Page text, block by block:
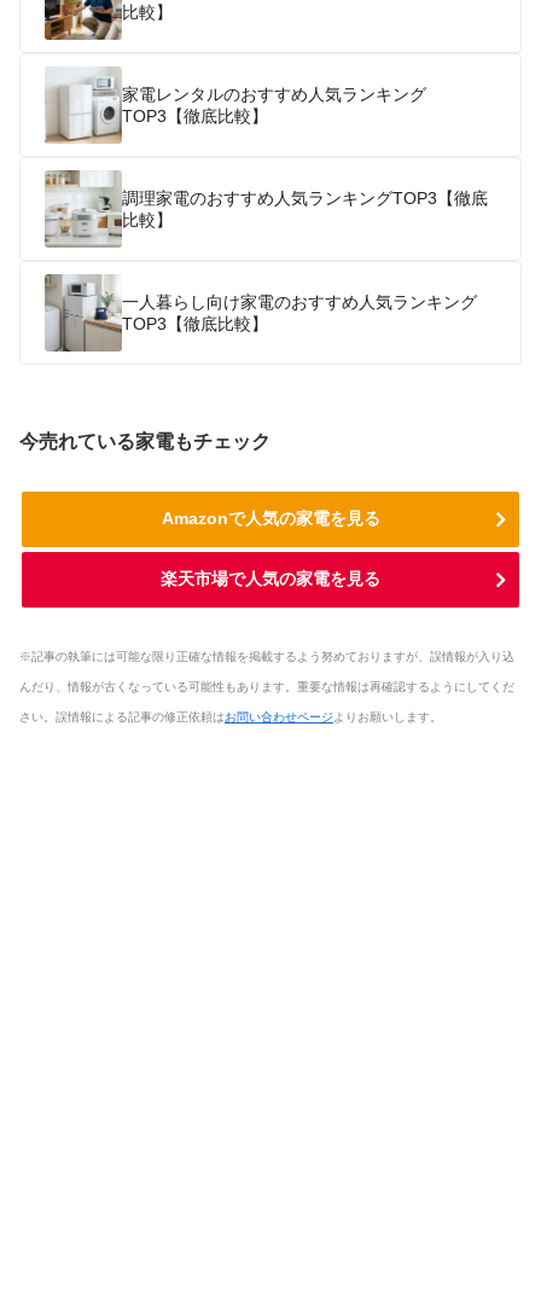
比較】
家電レンタルのおすすめ人気ランキング
TOP3【徹底比較】
調理家電のおすすめ人気ランキングTOP3【徹底
比較】
一人暮らし向け家電のおすすめ人気ランキング
TOP3【徹底比較】
今売れている家電もチェック
Amazonで人気の家電を見る
楽天市場で人気の家電を見る
※記事の執筆には可能な限り正確な情報を掲載するよう努めておりますが、誤情報が入り込
んだり、情報が古くなっている可能性もあります。重要な情報は再確認するようにしてくだ
さい。誤情報による記事の修正依頼はお問い合わせページよりお願いします。